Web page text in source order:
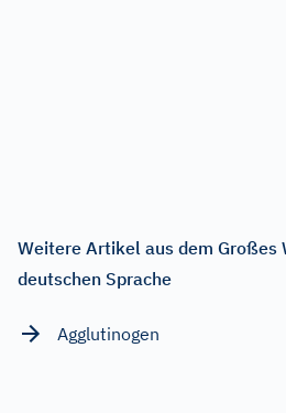
Weitere Artikel aus dem Großes
deutschen Sprache
Agglutinogen